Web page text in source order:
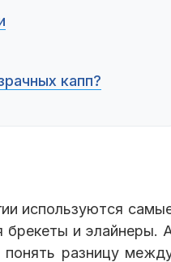
капп?
используются
брекеты и элайнеры.
понять разницу